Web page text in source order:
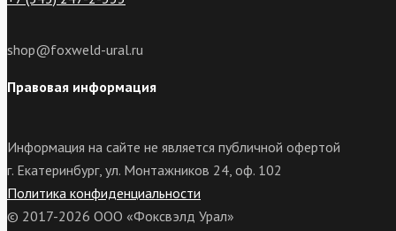
shop@foxweld-ural.ru
Правовая информация
Информация на сайте не является публичной офертой
г. Екатеринбург, ул. Монтажников 24, оф. 102
Политика конфиденциальности
© 2017-2026 ООО «Фоксвэлд Урал»